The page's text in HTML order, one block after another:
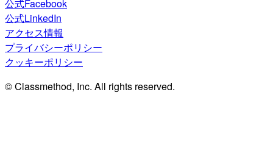
公式Facebook
公式LinkedIn
アクセス情報
プライバシーポリシー
クッキーポリシー
© Classmethod, Inc. All rights reserved.